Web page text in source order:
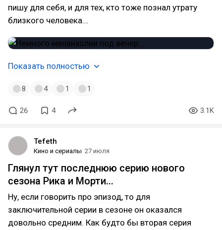
пишу для себя, и для тех, кто тоже познал утрату
близкого человека...
Показать полностью
8 4 1 1
26 4 3.1K
Tefeth
Кино и сериалы 27 июля
Глянул тут последнюю серию нового
сезона Рика и Морти...
Ну, если говорить про эпизод, то для
заключительной серии в сезоне он оказался
довольно средним. Как будто бы вторая серия